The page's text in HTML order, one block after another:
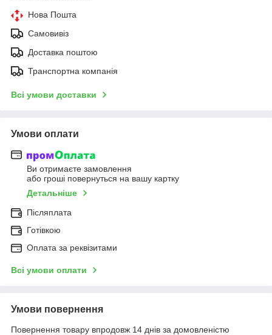
Нова Пошта
Самовивіз
Доставка поштою
Транспортна компанія
Всі умови доставки
Умови оплати
Ви отримаєте замовлення
або гроші повернуться на вашу картку
Детальніше
Післяплата
Готівкою
Оплата за реквізитами
Всі умови оплати
Умови повернення
Повернення товару впродовж 14 днів за домовленістю